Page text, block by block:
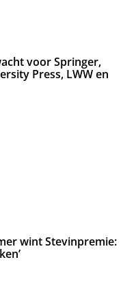
voor Springer,
Press, LWW en
wint Stevinpremie: